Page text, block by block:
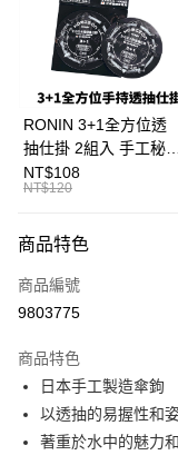
合作金庫商業銀行
華南商業銀行
上海商業儲蓄銀行
國泰世華商業銀行
臺灣中小企業銀行
匯豐（台灣）商業銀行
聯邦商業銀行
元大商業銀行
台灣樂天信用卡公司
超商取貨付款
Apple Pay
街口支付
悠遊付
大哥付你分期
【大哥付你分期使用說明】
2.付款方式選擇「大哥付
流程，驗證手機門號後，
4.訂單成立30分鐘內，如
消。如遇「轉專審核」未
法說明評估內容。
【繳款方式說明】
1.分期款項不併入電信帳
相關說明
【關於「AFTEE先享後付
便利好安心！
２．便利：只要手機號碼
３．安心：先確認商品
【「AFTEE先享後付」
貨到付款
運送方式
RONIN 3+1全方位透
抽仕掛 2組入 手工秘
製！最適台灣海域
T991
NT$108
NT$120
商品特色
商品編號
9803775
商品特色
日本手工製造傘鉤
以透抽的易握性和
著重於水中的魅力